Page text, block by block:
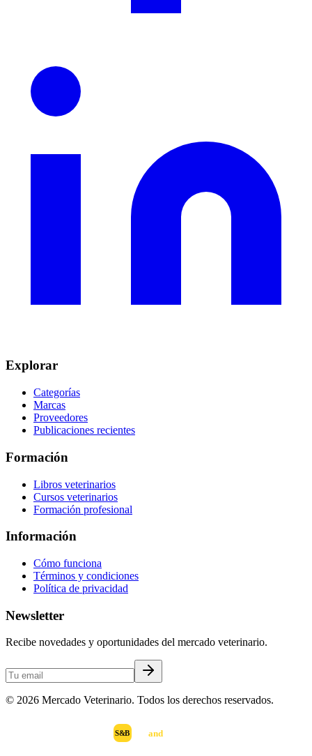
Explorar
Categorías
Marcas
Proveedores
Publicaciones recientes
Formación
Libros veterinarios
Cursos veterinarios
Formación profesional
Información
Cómo funciona
Términos y condiciones
Política de privacidad
Newsletter
Recibe novedades y oportunidades del mercado veterinario.
© 2026 Mercado Veterinario. Todos los derechos reservados.
S&B scanandbuy